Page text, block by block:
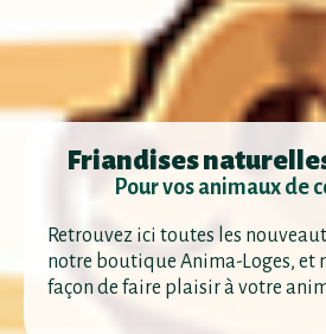
Friandises
Pour vos animaux de
Retrouvez ici toutes les
notre boutique Anima-Loges, et
façon de faire plaisir à votre